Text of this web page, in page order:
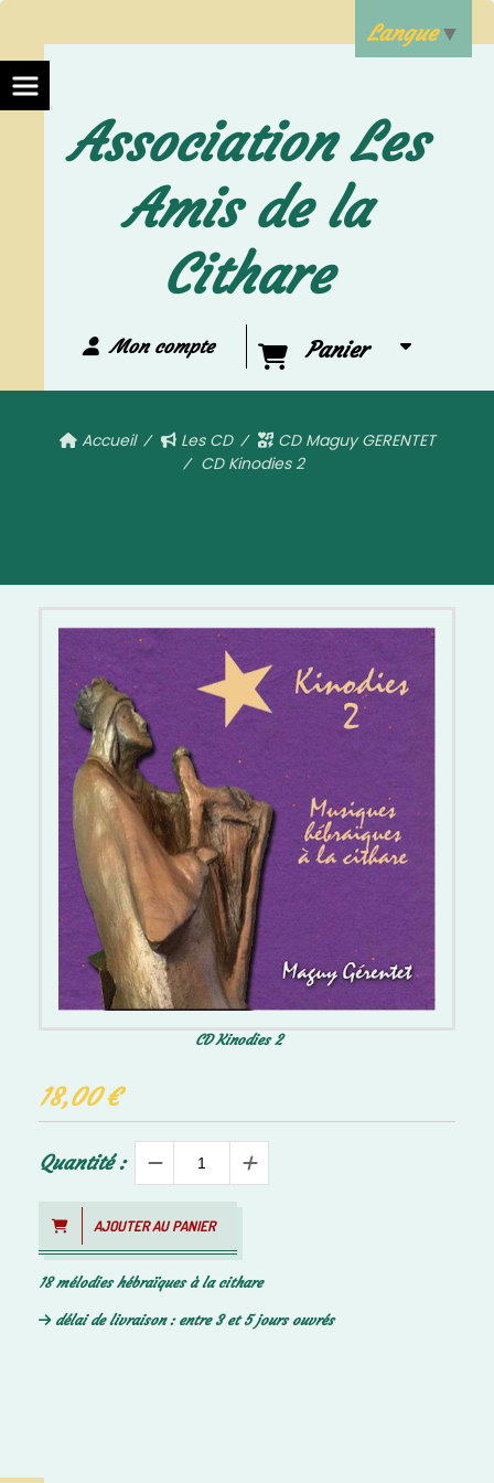
Association Les
Amis de la
Cithare
Mon compte Panier
Accueil Les CD
CD Maguy GERENTET
CD Kinodies 2
CD Kinodies 2
18,00€
Quantité :
AJOUTER AU PANIER
18 mélodies hébraïques à la cithare
délai de livraison : entre 3 et 5 jours ouvrés
Langue▼